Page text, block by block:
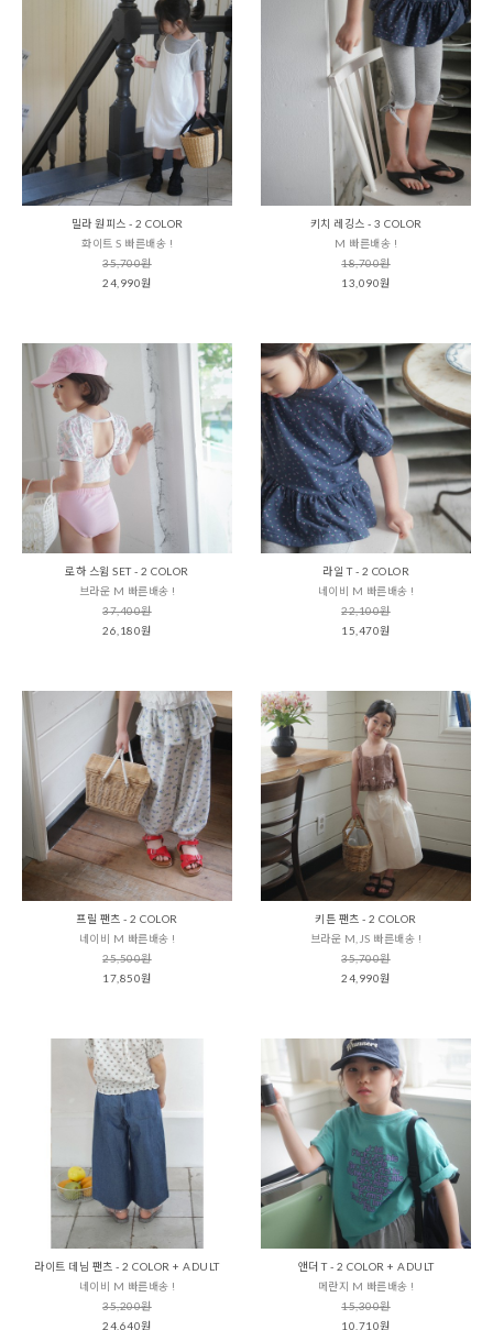
밀라 원피스 - 2 COLOR
화이트 S 빠른배송 !
35,700원
24,990원
키치 레깅스 - 3 COLOR
M 빠른배송 !
18,700원
13,090원
로하 스윔 SET - 2 COLOR
브라운 M 빠른배송 !
37,400원
26,180원
라일 T - 2 COLOR
네이비 M 빠른배송 !
22,100원
15,470원
프릴 팬츠 - 2 COLOR
네이비 M 빠른배송 !
25,500원
17,850원
키튼 팬츠 - 2 COLOR
브라운 M,JS 빠른배송 !
35,700원
24,990원
라이트 데님 팬츠 - 2 COLOR + ADULT
네이비 M 빠른배송 !
35,200원
24,640원
앤더 T - 2 COLOR + ADULT
메란지 M 빠른배송 !
15,300원
10,710원